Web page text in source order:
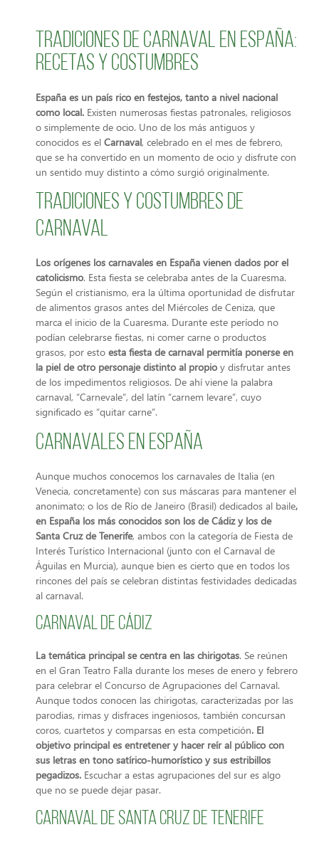
Tradiciones de carnaval en España:
recetas y costumbres
España es un país rico en festejos, tanto a nivel nacional
como local. Existen numerosas fiestas patronales, religiosos
o simplemente de ocio. Uno de los más antiguos y
conocidos es el Carnaval, celebrado en el mes de febrero,
que se ha convertido en un momento de ocio y disfrute con
un sentido muy distinto a cómo surgió originalmente.
Tradiciones y costumbres de
carnaval
Los orígenes los carnavales en España vienen dados por el
catolicismo. Esta fiesta se celebraba antes de la Cuaresma.
Según el cristianismo, era la última oportunidad de disfrutar
de alimentos grasos antes del Miércoles de Ceniza, que
marca el inicio de la Cuaresma. Durante este período no
podían celebrarse fiestas, ni comer carne o productos
grasos, por esto esta fiesta de carnaval permitía ponerse en
la piel de otro personaje distinto al propio y disfrutar antes
de los impedimentos religiosos. De ahí viene la palabra
carnaval, “Carnevale”, del latín “carnem levare”, cuyo
significado es “quitar carne”.
Carnavales en España
Aunque muchos conocemos los carnavales de Italia (en
Venecia, concretamente) con sus máscaras para mantener el
anonimato; o los de Río de Janeiro (Brasil) dedicados al baile,
en España los más conocidos son los de Cádiz y los de
Santa Cruz de Tenerife, ambos con la categoría de Fiesta de
Interés Turístico Internacional (junto con el Carnaval de
Águilas en Murcia), aunque bien es cierto que en todos los
rincones del país se celebran distintas festividades dedicadas
al carnaval.
Carnaval de Cádiz
La temática principal se centra en las chirigotas. Se reúnen
en el Gran Teatro Falla durante los meses de enero y febrero
para celebrar el Concurso de Agrupaciones del Carnaval.
Aunque todos conocen las chirigotas, caracterizadas por las
parodias, rimas y disfraces ingeniosos, también concursan
coros, cuartetos y comparsas en esta competición. El
objetivo principal es entretener y hacer reír al público con
sus letras en tono satírico-humorístico y sus estribillos
pegadizos. Escuchar a estas agrupaciones del sur es algo
que no se puede dejar pasar.
Carnaval de Santa Cruz de Tenerife